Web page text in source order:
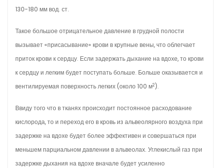
130-180 мм вод. ст.
Такое большое отрицательное давление в грудной полости
вызывает «присасывание» крови в крупные вены, что облегчает
приток крови к сердцу. Если задержать дыхание на вдохе, то крови
к сердцу и легким будет поступать больше. Больше оказывается и
вентилируемая поверхность легких (около 100 м2).
Ввиду того что в тканях происходит постоянное расходование
кислорода, то и переход его в кровь из альвеолярного воздуха при
задержке на вдохе будет более эффективен и совершаться при
меньшем парциальном давлении в альвеолах. Углекислый газ при
задержке дыхания на вдохе вначале будет усиленно